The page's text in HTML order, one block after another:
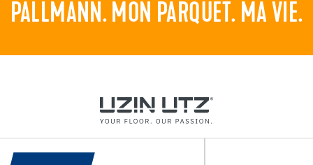
PALLMANN. MON PARQUET. MA VIE.